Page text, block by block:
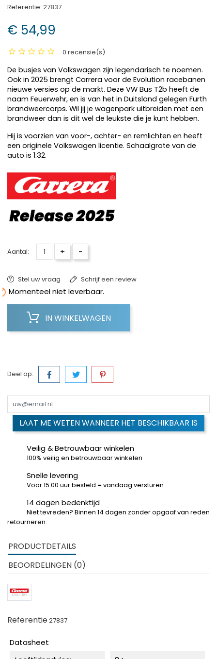
Referentie: 27837
€ 54,99
0 recensie(s)
De busjes van Volkswagen zijn legendarisch te noemen.
Ook in 2025 brengt Carrera voor de Evolution racebanen
nieuwe versies op de markt. Deze VW Bus T2b heeft de
naam Feuerwehr, en is van het in Duitsland gelegen Furth
brandweercorps. Wil jij je wagenpark uitbreiden met een
brandweer dan is dit wel de leukste die je kunt hebben.
Hij is voorzien van voor-, achter- en remlichten en heeft
een originele Volkswagen licentie. Schaalgrote van de
auto is 1:32.
Aantal: + -
Stel uw vraag Schrijf een review
Momenteel niet leverbaar.
IN WINKELWAGEN
Deel op:
LAAT ME WETEN WANNEER HET BESCHIKBAAR IS
Veilig & Betrouwbaar winkelen
100% veilig en betrouwbaar winkelen
Snelle levering
Voor 15:00 uur besteld = vandaag versturen
14 dagen bedenktijd
Niet tevreden? Binnen 14 dagen zonder opgaaf van reden
retourneren.
PRODUCTDETAILS
BEOORDELINGEN (0)
Referentie27837
Datasheet